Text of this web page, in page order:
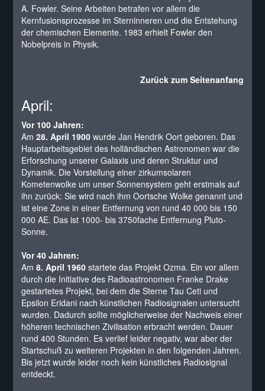
A. Fowler. Seine Arbeiten betrafen vor allem die
Kernfusionsprozesse im Sterninneren und die Entstehung
der chemischen Elemente. 1983 erhielt Fowler den
Nobelpreis in Physik.
Zurück zum Seitenanfang
April:
Vor 100 Jahren:
Am28. April 1900wurde Jan Hendrik Oort geboren. Das
Hauptarbeitsgebiet des holländischen Astronomen war die
Erforschung unserer Galaxis und deren Struktur und
Dynamik. Die Vorstellung einer zirkumsolaren
Kometenwolke um unser Sonnensystem geht erstmals auf
ihn zurück: Sie wird nach ihm Oortsche Wolke genannt und
ist eine Zone in einer Entfernung von rund 40 000 bis 150
000 AE. Das ist 1000- bis 3750fache Entfernung Pluto-
Sonne.
Vor 40 Jahren:
Am 8. April 1960startete das Projekt Ozma. Ein vor allem
durch die Initiative des Radioastronomen Franke Drake
gestartetes Projekt, bei dem die Sterne Tau Ceti und
Epsilon Eridani nach künstlichen Radiosignalen untersucht
wurden. Dadurch sollte möglicherweise der Nachweis einer
höheren technischen Zivilisation erbracht werden. Dauer
rund 400 Stunden. Es verlief leider negativ, war aber der
Startschuß zu weiteren Projekten in den folgenden Jahren.
Bis jetzt wurde leider noch kein künstliches Radiosignal
entdeckt.